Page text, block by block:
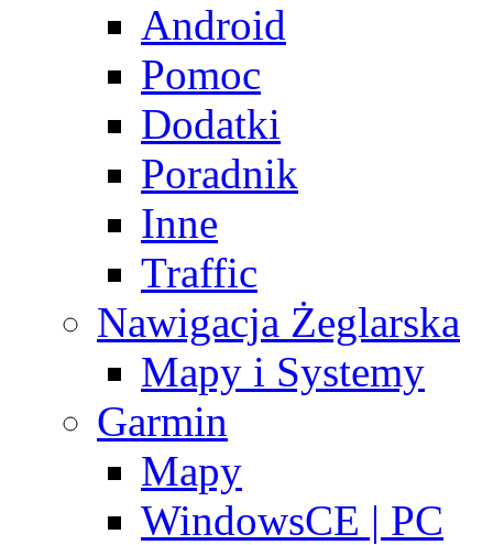
Android
Pomoc
Dodatki
Poradnik
Inne
Traffic
Nawigacja Żeglarska
Mapy i Systemy
Garmin
Mapy
WindowsCE | PC